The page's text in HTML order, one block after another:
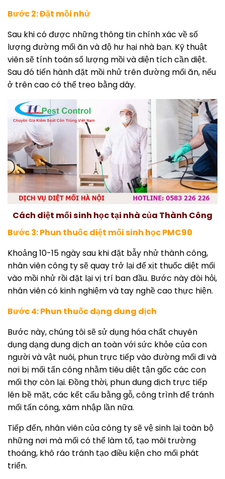
Bước 2: Đặt mồi nhử
Sau khi có được những thông tin chính xác về số
lượng đường mối ăn và độ hư hại nhà bạn. Kỹ thuật
viên sẽ tính toán số lượng mồi và diện tích cần diệt.
Sau đó tiến hành đặt mồi nhử trên đường mối ăn, nếu
ở trên cao có thể treo bằng dây.
Cách diệt mối sinh học tại nhà của Thành Công
Bước 3: Phun thuốc diệt mối sinh học PMC90
Khoảng 10-15 ngày sau khi đặt bẫy nhử thành công,
nhân viên công ty sẽ quay trở lại để xịt thuốc diệt mối
vào mồi nhử rồi đặt lại vị trí ban đầu. Bước này đòi hỏi,
nhân viên có kinh nghiệm và tay nghề cao thực hiện.
Bước 4: Phun thuốc dạng dung dịch
Bước này, chúng tôi sẽ sử dụng hóa chất chuyên
dụng dạng dung dịch an toàn với sức khỏe của con
người và vật nuôi, phun trực tiếp vào đường mối đi và
nơi bị mối tấn công nhằm tiêu diệt tận gốc các con
mối thợ còn lại. Đồng thời, phun dung dịch trực tiếp
lên bề mặt, các kết cấu bằng gỗ, công trình để tránh
mối tấn công, xâm nhập lần nữa.
Tiếp đến, nhân viên của công ty sẽ vệ sinh lại toàn bộ
những nơi mà mối có thể làm tổ, tạo môi trường
thoáng, khô ráo tránh tạo điều kiện cho mối phát
triển.